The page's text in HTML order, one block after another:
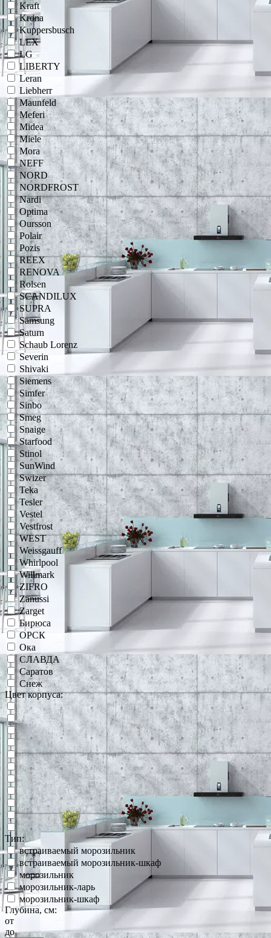
Kraft
Krona
Kuppersbusch
LEX
LG
LIBERTY
Leran
Liebherr
Maunfeld
Meferi
Midea
Miele
Mora
NEFF
NORD
NORDFROST
Nardi
Optima
Oursson
Polair
Pozis
REEX
RENOVA
Rolsen
SCANDILUX
SUPRA
Samsung
Saturn
Schaub Lorenz
Severin
Shivaki
Siemens
Simfer
Sinbo
Smeg
Snaige
Starfood
Stinol
SunWind
Swizer
Teka
Tesler
Vestel
Vestfrost
WEST
Weissgauff
Whirlpool
Willmark
ZIFRO
Zanussi
Zarget
Бирюса
ОРСК
Ока
СЛАВДА
Саратов
Снеж
Цвет корпуса:
Тип:
встраиваемый морозильник
встраиваемый морозильник-шкаф
морозильник
морозильник-ларь
морозильник-шкаф
Глубина, см:
от
до